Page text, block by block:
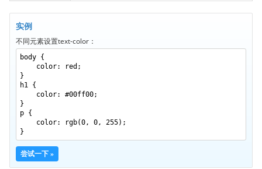
background-blend-mode
background-clip
background-color
background-image
background-origin
background-position
background-repeat
background-size
border
实例
不同元素设置text-color：
body {
color: red;
}
h1 {
color: #00ff00;
}
p {
color: rgb(0, 0, 255);
}
尝试一下 »